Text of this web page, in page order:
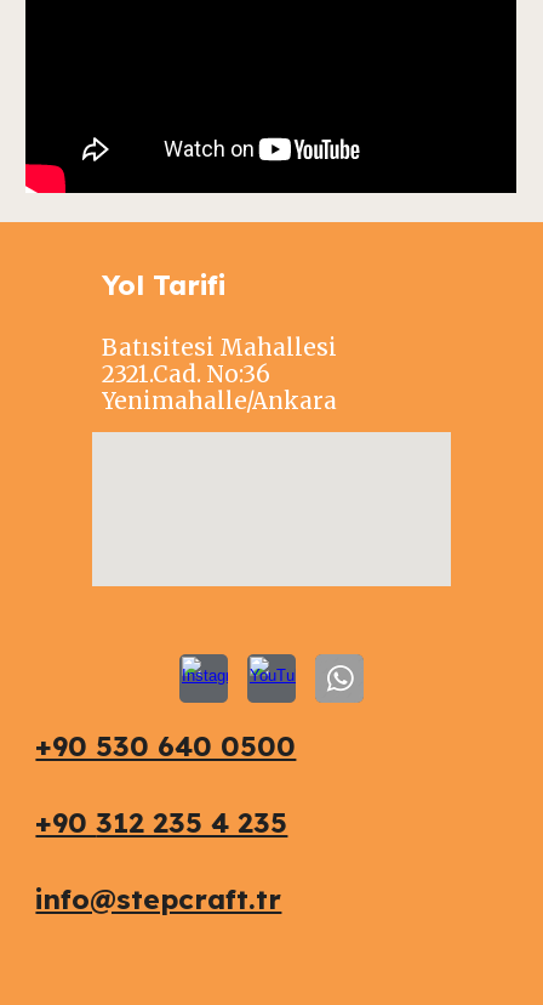
Yol Tarifi
Batısitesi Mahallesi
2321.Cad. No:36
Yenimahalle/Ankara
+90 530 640 0500
+90312 235 4 235
info@stepcraft.tr